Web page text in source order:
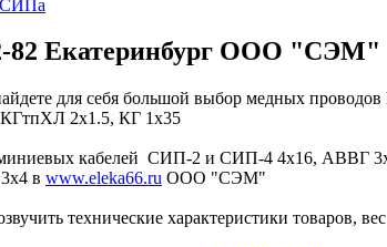
СИПа
82 Екатеринбург ООО "СЭМ"
для себя большой выбор медных
КГтпХЛ 2х1.5, КГ 1х35
кабелей СИП-2 и СИП-4 4х16, АВВГ 3х4
в www.eleka66.ru ООО "СЭМ"
технические характеристики товаров,